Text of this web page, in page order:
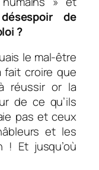
de
?
le mal-être
fait croire que
réussir or la
de ce qu’ils
pas et ceux
et les
! Et jusqu’où